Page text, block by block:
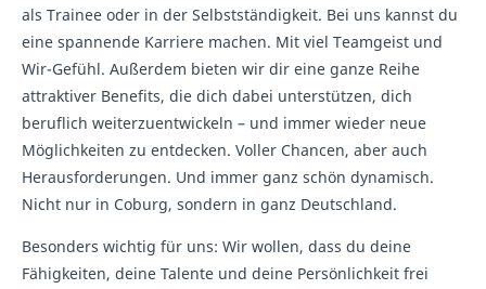
als Trainee oder in der Selbstständigkeit. Bei uns kannst du
eine spannende Karriere machen. Mit viel Teamgeist und
Wir-Gefühl. Außerdem bieten wir dir eine ganze Reihe
attraktiver Benefits, die dich dabei unterstützen, dich
beruflich weiterzuentwickeln – und immer wieder neue
Möglichkeiten zu entdecken. Voller Chancen, aber auch
Herausforderungen. Und immer ganz schön dynamisch.
Nicht nur in Coburg, sondern in ganz Deutschland.
Besonders wichtig für uns: Wir wollen, dass du deine
Fähigkeiten, deine Talente und deine Persönlichkeit frei